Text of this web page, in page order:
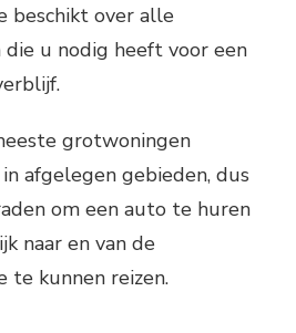
beschikt over alle
die u nodig heeft voor een
grotwoningen
afgelegen gebieden, dus
om een auto te huren
naar en van de
te kunnen reizen.